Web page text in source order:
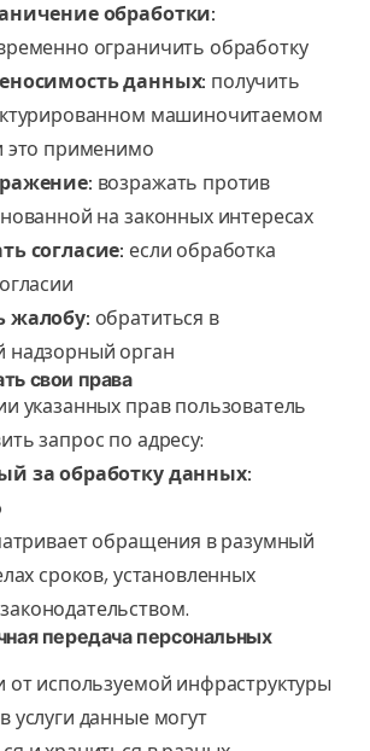
обработки:
ограничить обработку
данных: получить
машиночитаемом
это применимо
возражать против
на законных интересах
согласие: если обработка
жалобу: обратиться в
надзорный орган
свои права
указанных прав пользователь
запрос по адресу:
за обработку данных:
обращения в разумный
сроков, установленных
передача персональных
от используемой инфраструктуры
услуги данные могут